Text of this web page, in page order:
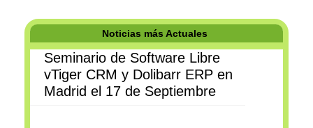
Noticias más Actuales
Seminario de Software Libre
vTiger CRM y Dolibarr ERP en
Madrid el 17 de Septiembre